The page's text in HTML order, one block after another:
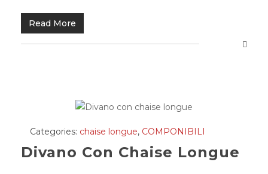
Read More
Categories: chaise longue, COMPONIBILI
Divano Con Chaise Longue